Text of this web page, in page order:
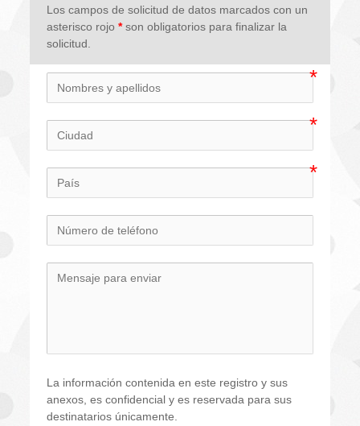
Los campos de solicitud de datos marcados con un
asterisco rojo * son obligatorios para finalizar la
solicitud.
La información contenida en este registro y sus
anexos, es confidencial y es reservada para sus
destinatarios únicamente.